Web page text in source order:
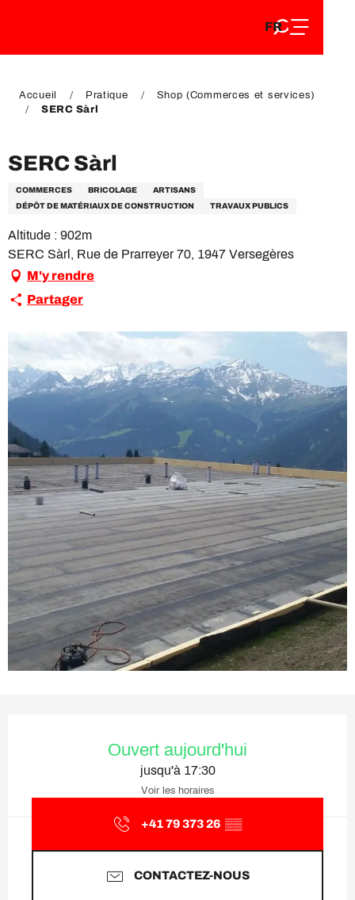
DE
FR
EN
Accueil Pratique
Shop (Commerces et services)
SERC Sàrl
SERC Sàrl
COMMERCES BRICOLAGE
ARTISANS
DÉPÔT DE MATÉRIAUX DE CONSTRUCTION
TRAVAUX PUBLICS
Altitude : 902m
SERC Sàrl, Rue de Prarreyer 70, 1947 Versegères
M'y rendre
Partager
Ouvert aujourd'hui
jusqu'à 17:30
Voir les horaires
+41 79 373 26 ▒▒
CONTACTEZ-NOUS